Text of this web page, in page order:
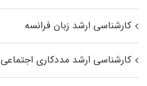
کارشناسی ارشد زبان فرانسه
کارشناسی ارشد مددکاری اجتماعی